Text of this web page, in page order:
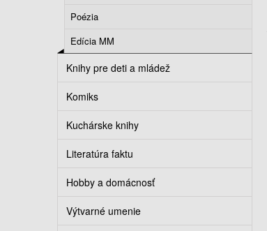
Poézia
Edícia MM
Knihy pre deti a mládež
Komiks
Kuchárske knihy
Literatúra faktu
Hobby a domácnosť
Výtvarné umenie